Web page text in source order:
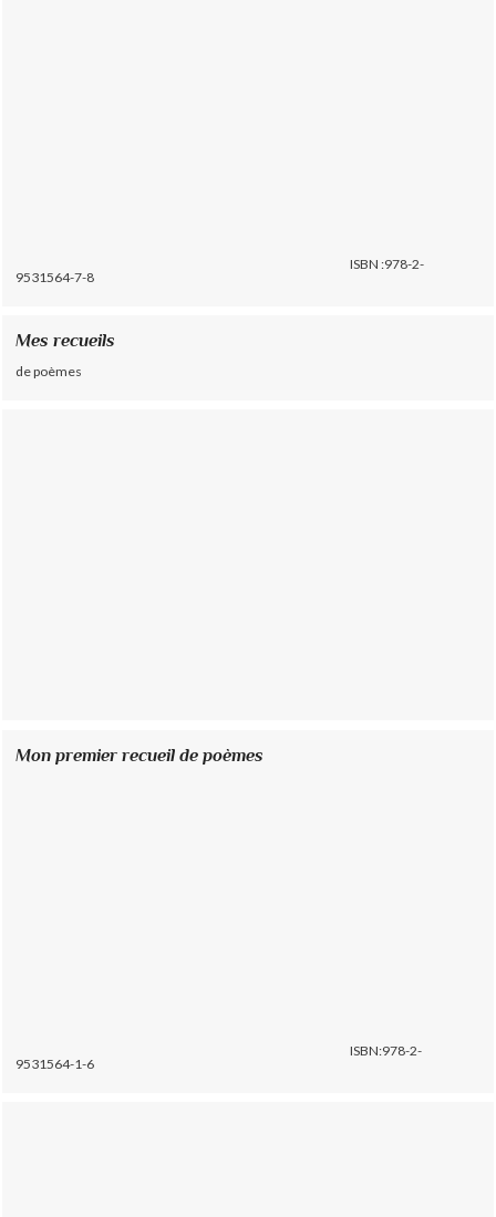
ISBN :978-2-
9531564-7-8
Mes recueils
de poèmes
Mon premier recueil de poèmes
ISBN:978-2-
9531564-1-6